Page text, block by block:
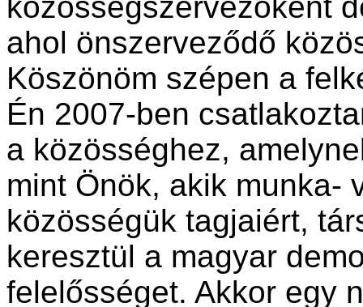
ahol önszerveződő
Köszönöm szépen a
Én 2007-ben
a közösséghez,
mint Önök, akik munka-
közösségük tagjaiért,
keresztül a magyar
felelősséget. Akkor egy